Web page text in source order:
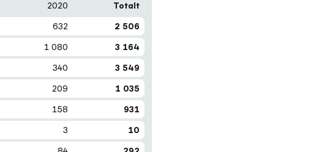
2020 Totalt
632 2 506
1 080 3 164
340 3 549
209 1 035
158 931
3 10